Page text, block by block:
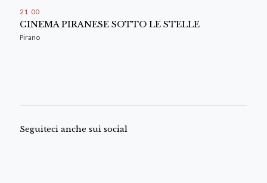
21 00
CINEMA PIRANESE SOTTO LE STELLE
Pirano
Seguiteci anche sui social